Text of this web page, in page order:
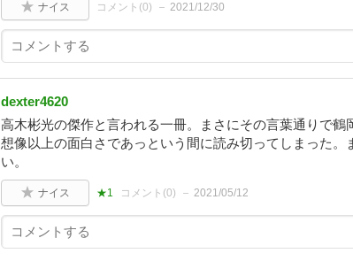
ナイス コメント(0) 2021/12/30
dexter4620
高木彬光の傑作と言われる一冊。まさにその言葉通りで鶴
想像以上の面白さであっという間に読み切ってしまった。
い。
ナイス ★1 コメント(0) 2021/05/12